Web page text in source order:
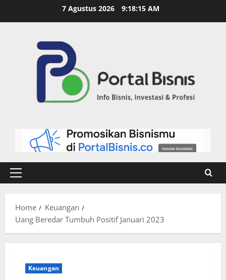
7 Agustus 2026 9:18:15 AM
Home
Keuangan
Uang Beredar Tumbuh Positif Januari 2023
Keuangan